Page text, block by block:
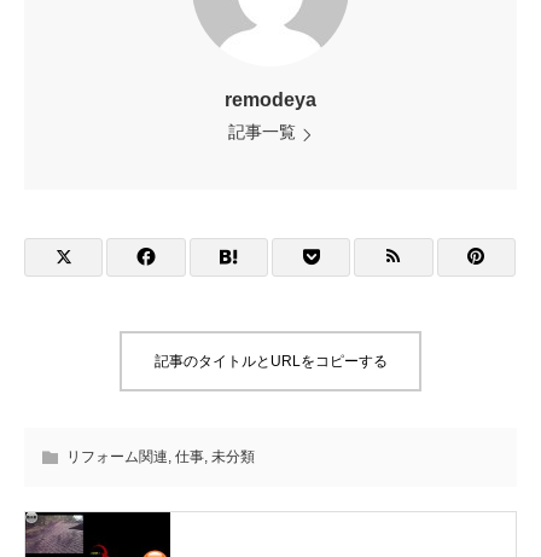
remodeya
記事一覧
記事のタイトルとURLをコピーする
リフォーム関連, 仕事, 未分類